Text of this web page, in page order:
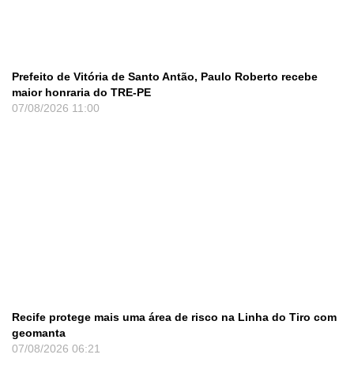
Prefeito de Vitória de Santo Antão, Paulo Roberto recebe
maior honraria do TRE-PE
07/08/2026 11:00
Recife protege mais uma área de risco na Linha do Tiro com
geomanta
07/08/2026 06:21